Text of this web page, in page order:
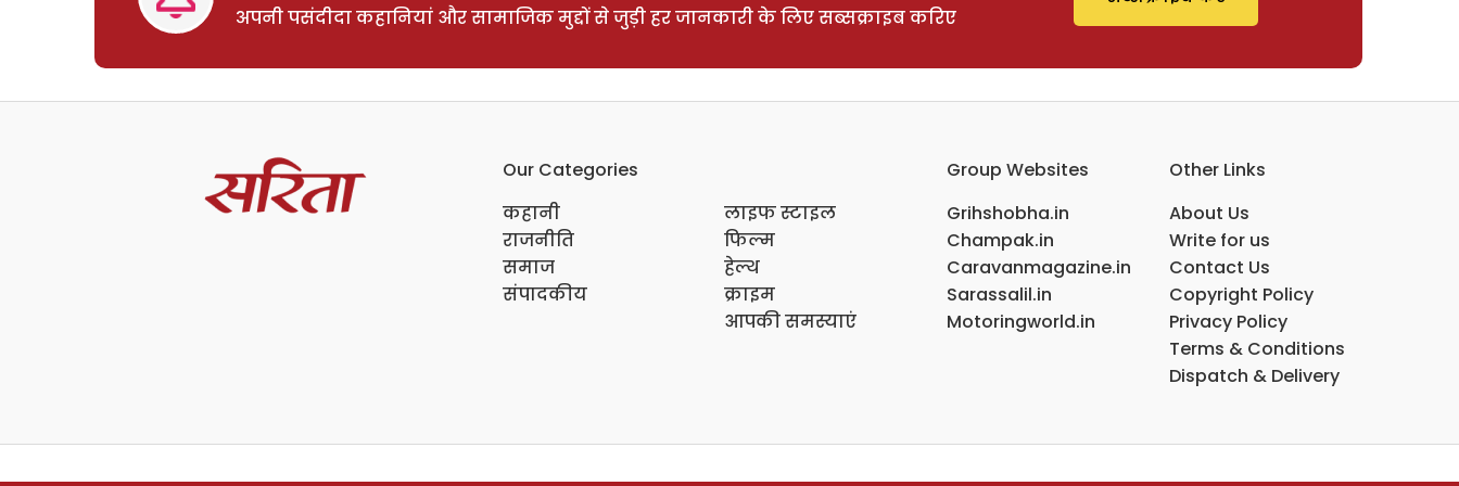
अपनी पसंदीदा कहानियां और सामाजिक मुद्दों से जुड़ी हर जानकारी के लिए सब्सक्राइब करिए
Our Categories
कहानी
राजनीति
समाज
संपादकीय
लाइफ स्टाइल
फिल्म
हेल्थ
क्राइम
आपकी समस्याएं
Group Websites
Grihshobha.in
Champak.in
Caravanmagazine.in
Sarassalil.in
Motoringworld.in
Other Links
About Us
Write for us
Contact Us
Copyright Policy
Privacy Policy
Terms & Conditions
Dispatch & Delivery